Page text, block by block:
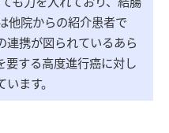
他院からの紹介患者で
連携が図られているあら
要する高度進行癌に対し
ます。